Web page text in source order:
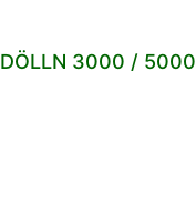
DÖLLN 3000 / 5000